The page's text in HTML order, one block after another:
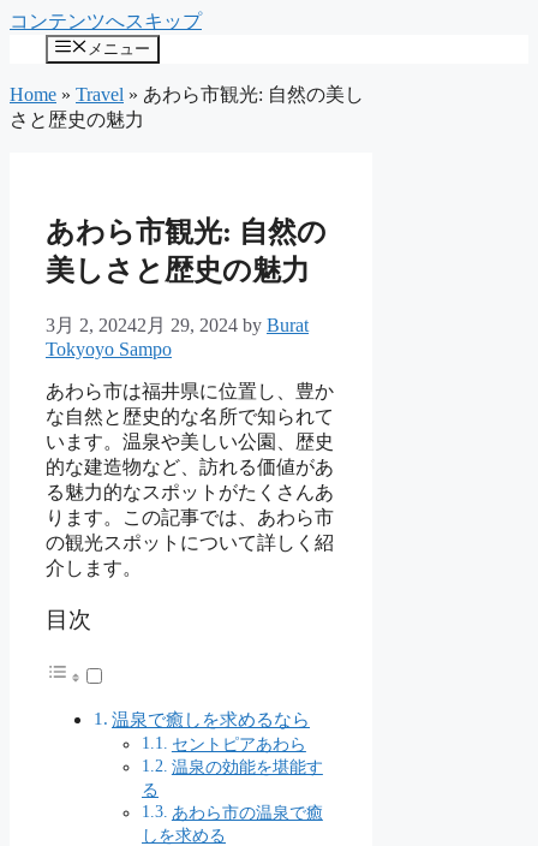
コンテンツへスキップ
メニュー
Home » Travel » あわら市観光: 自然の美し
さと歴史の魅力
あわら市観光: 自然の
美しさと歴史の魅力
3月 2, 20242月 29, 2024 by Burat
Tokyoyo Sampo
あわら市は福井県に位置し、豊か
な自然と歴史的な名所で知られて
います。温泉や美しい公園、歴史
的な建造物など、訪れる価値があ
る魅力的なスポットがたくさんあ
ります。この記事では、あわら市
の観光スポットについて詳しく紹
介します。
目次
温泉で癒しを求めるなら
セントピアあわら
温泉の効能を堪能す
る
あわら市の温泉で癒
しを求める